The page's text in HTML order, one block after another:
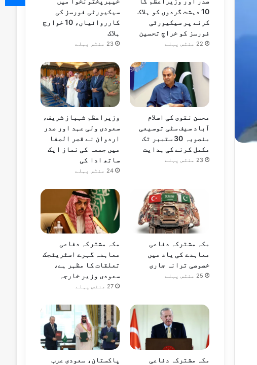
10 دہشت گردوں کو ہلاک
کرنے پر سیکیورٹی
فورسز کو خراجِ تحسین
22 منٹس پہلے
سیکیورٹی فورسز کی
کارروائیاں، 10 خوارج
ہلاک
23 منٹس پہلے
محسن نقوی کی اسلام
آباد سیف سٹی توسیعی
منصوبہ 30 ستمبر تک
مکمل کرنے کی ہدایت
23 منٹس پہلے
وزیراعظم شہباز شریف،
سعودی ولی عہد اور صدر
اردوان نے قصر الصفا
میں جمعہ کی نماز ایک
ساتھ ادا کی
24 منٹس پہلے
مکہ مشترکہ دفاعی
معاہدے کی یاد میں
خصوصی ترانہ جاری
25 منٹس پہلے
مکہ مشترکہ دفاعی
معاہدہ گہرے اسٹریٹجک
تعلقات کا مظہر ہے،
سعودی وزیر خارجہ
27 منٹس پہلے
مکہ مشترکہ دفاعی
پاکستان، سعودی عرب